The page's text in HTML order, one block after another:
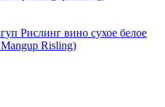
Рислинг вино сухое белое
Risling)